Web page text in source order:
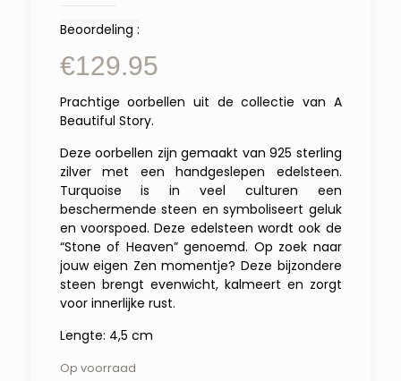
Beoordeling :
€129.95
Prachtige oorbellen uit de collectie van A
Beautiful Story.
Deze oorbellen zijn gemaakt van 925 sterling
zilver met een handgeslepen edelsteen.
Turquoise is in veel culturen een
beschermende steen en symboliseert geluk
en voorspoed. Deze edelsteen wordt ook de
“Stone of Heaven” genoemd. Op zoek naar
jouw eigen Zen momentje? Deze bijzondere
steen brengt evenwicht, kalmeert en zorgt
voor innerlijke rust.
Lengte: 4,5 cm
Op voorraad